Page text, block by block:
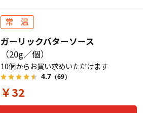
ガーリックバターソース
（20g／個）
10個からお買い求めいただけます
4.7（69）
￥32